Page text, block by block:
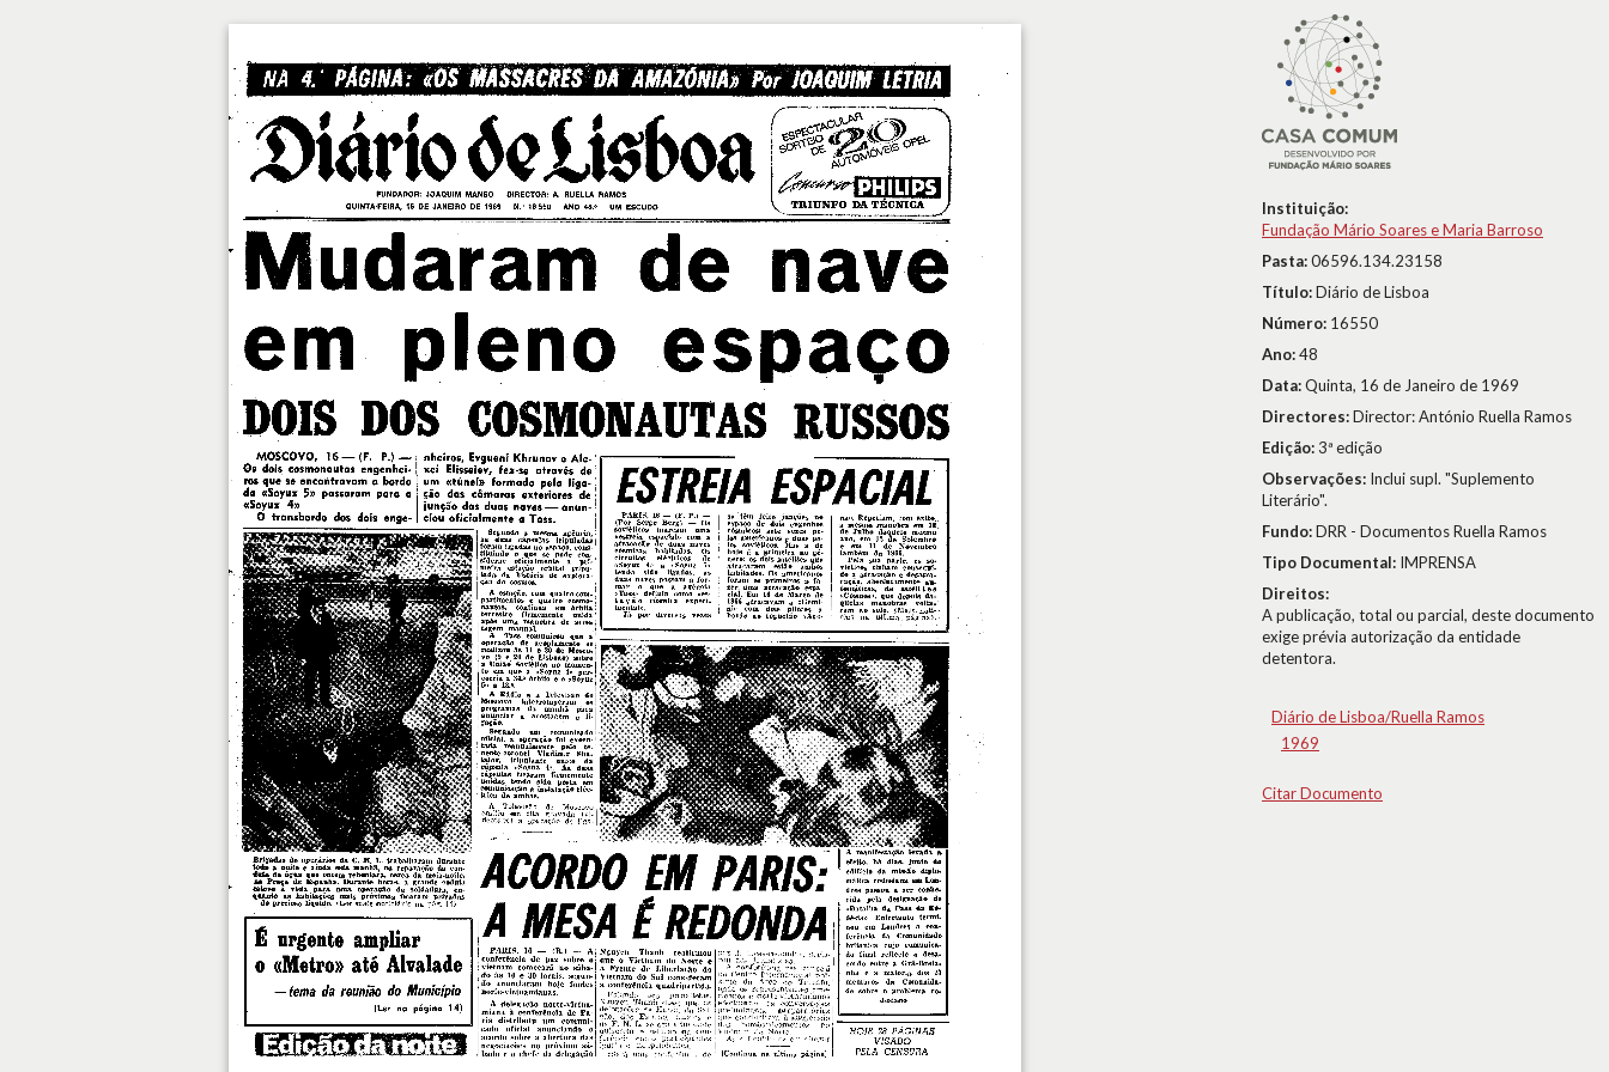
Instituição:
Fundação Mário Soares e Maria Barroso
Pasta:06596.134.23158
Título:Diário de Lisboa
Número: 16550
Ano:48
Data:Quinta, 16 de Janeiro de 1969
Directores:Director: António Ruella Ramos
Edição:3ª edição
Observações: Inclui supl. "Suplemento
Literário".
Fundo:DRR - Documentos Ruella Ramos
Tipo Documental: IMPRENSA
Direitos:
A publicação, total ou parcial, deste documento
exige prévia autorização da entidade
detentora.
Diário de Lisboa/Ruella Ramos
1969
Citar Documento